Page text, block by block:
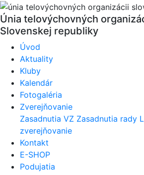
Únia telovýchovných
Slovenskej republiky
Úvod
Aktuality
Kluby
Kalendár
Fotogaléria
Zverejňovanie
Zasadnutia VZ Zasadnutia rady
zverejňovanie
Kontakt
E-SHOP
Podujatia